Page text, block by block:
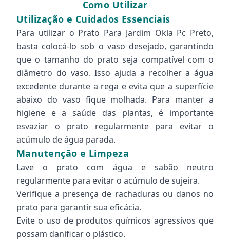
Como Utilizar
Utilização e Cuidados Essenciais
Para utilizar o Prato Para Jardim Okla Pc Preto,
basta colocá-lo sob o vaso desejado, garantindo
que o tamanho do prato seja compatível com o
diâmetro do vaso. Isso ajuda a recolher a água
excedente durante a rega e evita que a superfície
abaixo do vaso fique molhada. Para manter a
higiene e a saúde das plantas, é importante
esvaziar o prato regularmente para evitar o
acúmulo de água parada.
Manutenção e Limpeza
Lave o prato com água e sabão neutro
regularmente para evitar o acúmulo de sujeira.
Verifique a presença de rachaduras ou danos no
prato para garantir sua eficácia.
Evite o uso de produtos químicos agressivos que
possam danificar o plástico.